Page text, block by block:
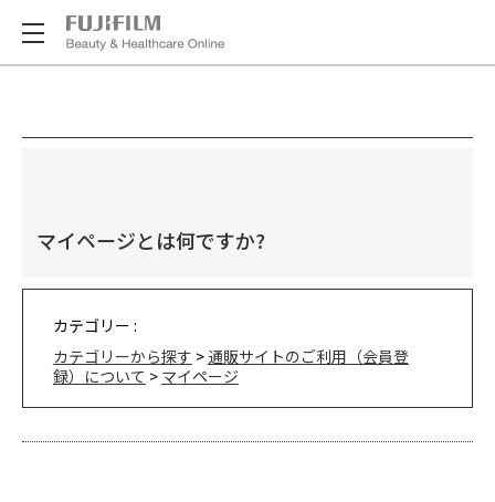
マイページとは何ですか?
カテゴリー :
カテゴリーから探す > 通販サイトのご利用（会員登
録）について > マイページ